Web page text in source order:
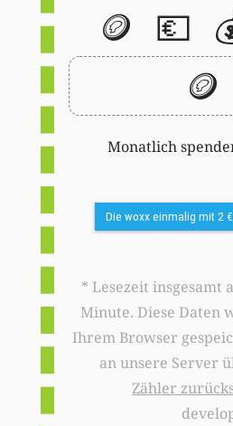
🪙 💶
🪙
Monatlich
Die woxx einmalig mit 2
* Lesezeit insgesamt
Minute. Diese Daten
Ihrem Browser
an unsere Server
Zähler